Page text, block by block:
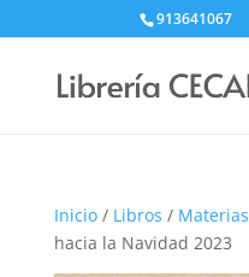
913641067
Inicio/ Libros / Materias
hacia la Navidad 2023